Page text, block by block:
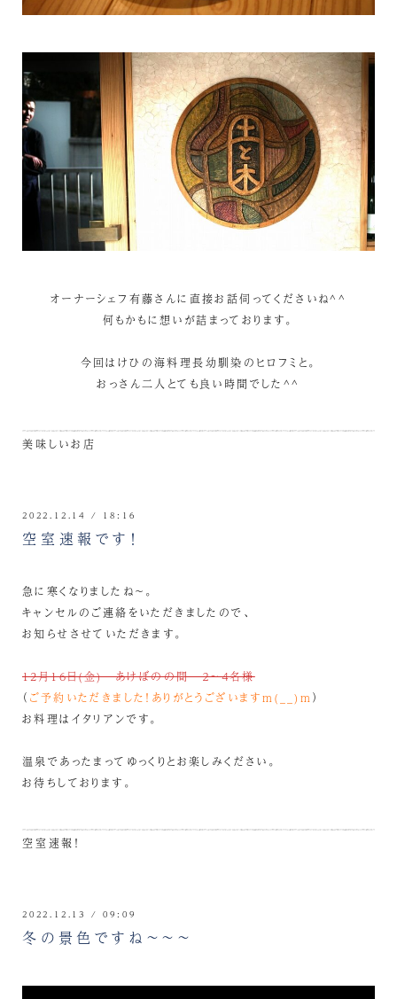
オーナーシェフ有藤さんに直接お話伺ってくださいね^^
何もかもに想いが詰まっております。
今回はけひの海料理長幼馴染のヒロフミと。
おっさん二人とても良い時間でした^^
美味しいお店
2022.12.14 / 18:16
空室速報です！
急に寒くなりましたね～。
キャンセルのご連絡をいただきましたので、
お知らせさせていただきます。
12月16日(金) あけぼのの間 ２～４名様
（ ご予約いただきました！ありがとうございますm(__)m）
お料理はイタリアンです。
温泉であったまってゆっくりとお楽しみください。
お待ちしております。
空室速報！
2022.12.13 / 09:09
冬の景色ですね～～～